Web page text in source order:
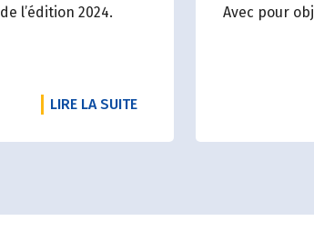
l’édition 2024.
LIRE LA SUITEDE L'ARTICLE COLLECTE
Avec pour
Biocoop a
Découvrez